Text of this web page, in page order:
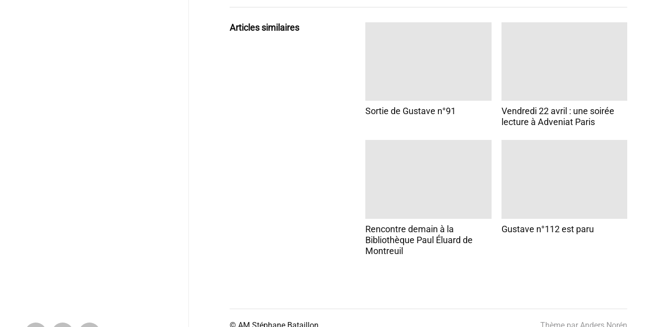
Articles similaires
Sortie de Gustave n°91
Vendredi 22 avril : une soirée
lecture à Adveniat Paris
Rencontre demain à la
Bibliothèque Paul Éluard de
Montreuil
Gustave n°112 est paru